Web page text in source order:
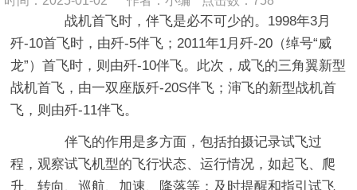
战机首飞时，伴飞是必不可少的。1998年3月
歼-10首飞时，由歼-5伴飞；2011年1月歼-20（绰号“威
龙”）首飞时，则由歼-10伴飞。此次，成飞的三角翼新型
战机首飞，由一双座版歼-20S伴飞；渖飞的新型战机首
飞，则由歼-11伴飞。
伴飞的作用是多方面，包括拍摄记录试飞过
程，观察试飞机型的飞行状态、运行情况，如起飞、爬
升、转向、巡航、加速、降落等；及时提醒和指引试飞